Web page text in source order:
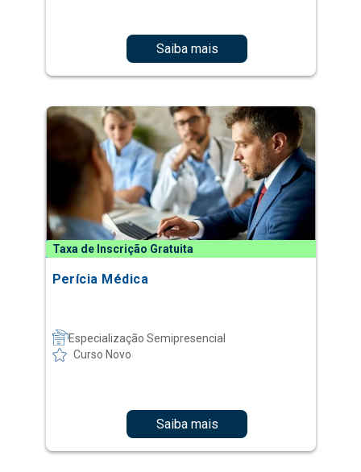
Saiba mais
Taxa de Inscrição Gratuita
Perícia Médica
Especialização Semipresencial
Curso Novo
Saiba mais